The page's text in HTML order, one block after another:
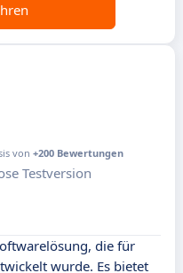
von +200 Bewertungen
Testversion
die für
wurde. Es bietet